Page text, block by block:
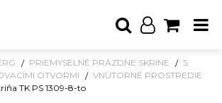
PRIEMYSELNÉ PRÁZDNE SKRINE
S
OTVORMI
VNÚTORNÉ PROSTREDIE
TK PS 1309-8-to